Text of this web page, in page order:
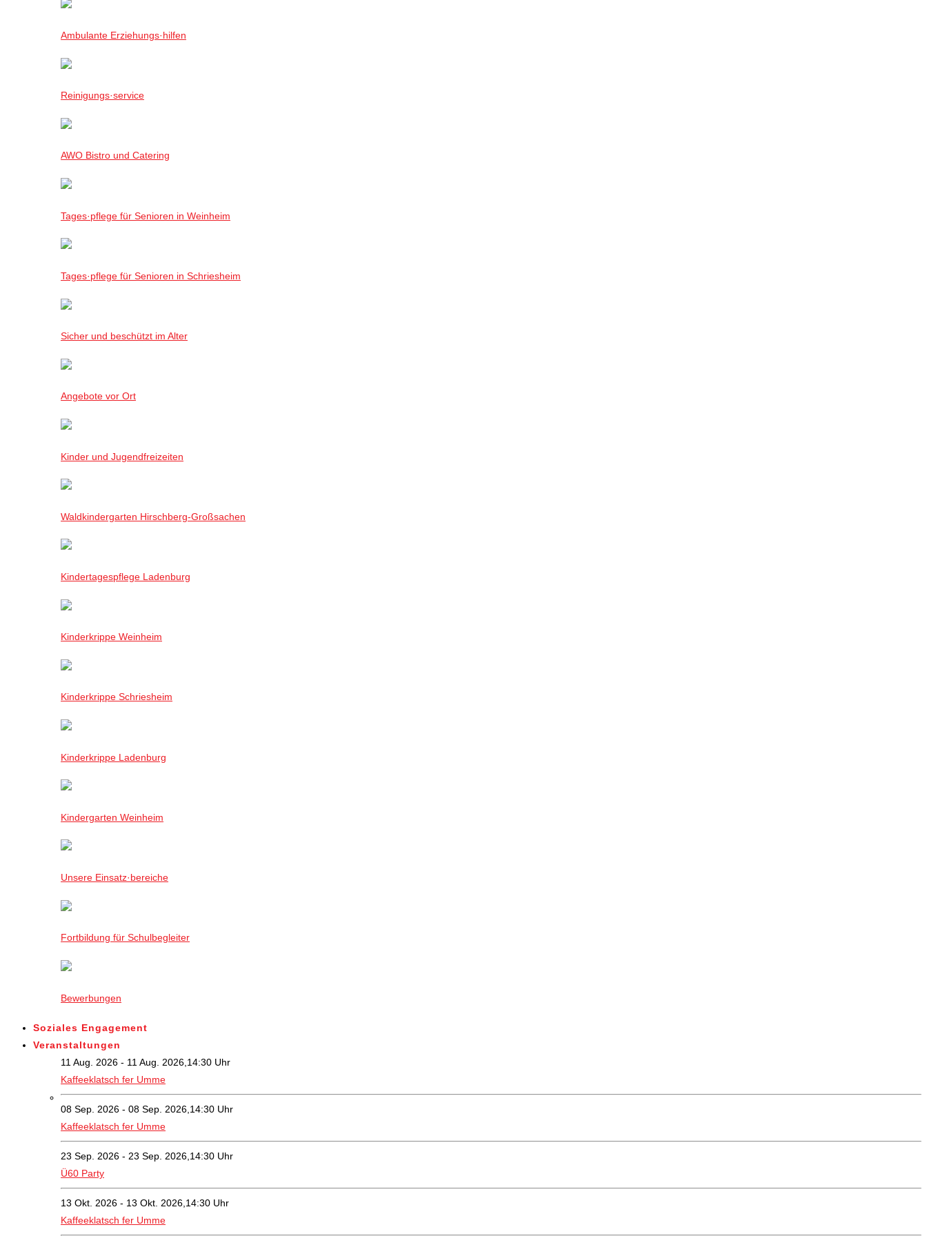
Ambulante Erziehungs·hilfen
Reinigungs·service
AWO Bistro und Catering
Tages·pflege für Senioren in Weinheim
Tages·pflege für Senioren in Schriesheim
Sicher und beschützt im Alter
Angebote vor Ort
Kinder und Jugendfreizeiten
Waldkindergarten Hirschberg-Großsachen
Kindertagespflege Ladenburg
Kinderkrippe Weinheim
Kinderkrippe Schriesheim
Kinderkrippe Ladenburg
Kindergarten Weinheim
Unsere Einsatz·bereiche
Fortbildung für Schulbegleiter
Bewerbungen
Soziales Engagement
Veranstaltungen
11 Aug. 2026 - 11 Aug. 2026,14:30 Uhr
Kaffeeklatsch fer Umme
08 Sep. 2026 - 08 Sep. 2026,14:30 Uhr
Kaffeeklatsch fer Umme
23 Sep. 2026 - 23 Sep. 2026,14:30 Uhr
Ü60 Party
13 Okt. 2026 - 13 Okt. 2026,14:30 Uhr
Kaffeeklatsch fer Umme